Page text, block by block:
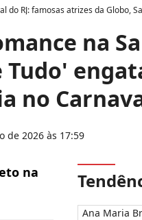
atrizes da Globo, Samantha Jones e Lorena Lima,
na
no
de 2026 às 17:59
na
Ana Maria